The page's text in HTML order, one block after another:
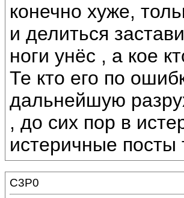
конечно хуже,
и делиться
ноги унёс , а кое
Те кто его по
дальнейшую
, до сих пор в
истеричные посты
C3P0